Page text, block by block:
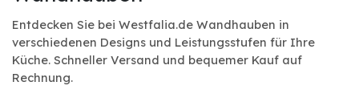
Entdecken Sie bei Westfalia.de Wandhauben in
verschiedenen Designs und Leistungsstufen für Ihre
Küche. Schneller Versand und bequemer Kauf auf
Rechnung.